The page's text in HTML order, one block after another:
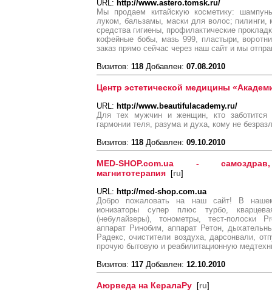
URL: http://www.astero.tomsk.ru/
Мы продаем китайскую косметику:
луком, бальзамы, маски для волос;
средства гигиены, профилактические
кофейные бобы, мазь 999, пластыри,
заказ прямо сейчас через наш сайт и мы
Визитов: 118 Добавлен: 07.08.2010
Центр эстетической медицины
URL: http://www.beautifulacademy.ru/
Для тех мужчин и женщин, кто
гармонии теля, разума и духа, кому не
Визитов: 118 Добавлен: 09.10.2010
MED-SHOP.com.ua -
магнитотерапия [ru]
URL: http://med-shop.com.ua
Добро пожаловать на наш сайт! В нашем
ионизаторы супер плюс турбо,
(небулайзеры), тонометры, тест-полоски
аппарат Ринобим, аппарат Ретон,
Радекс, очистители воздуха, дарсонвали,
прочую бытовую и реабилитационную
Визитов: 117 Добавлен: 12.10.2010
Аюрведа на КералаРу [ru]